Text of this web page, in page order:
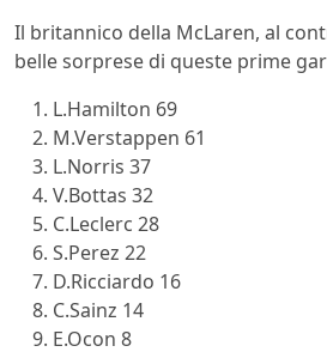
Il britannico della McLaren, al
belle sorprese di queste prime
L.Hamilton 69
M.Verstappen 61
L.Norris 37
V.Bottas 32
C.Leclerc 28
S.Perez 22
D.Ricciardo 16
C.Sainz 14
E.Ocon 8